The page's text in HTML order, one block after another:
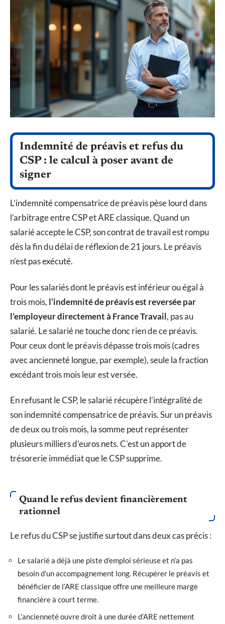
Indemnité de préavis et refus du
CSP : le calcul à poser avant de
signer
L’indemnité compensatrice de préavis pèse lourd dans
l’arbitrage entre CSP et ARE classique. Quand un
salarié accepte le CSP, son contrat de travail est rompu
dès la fin du délai de réflexion de 21 jours. Le préavis
n’est pas exécuté.
Pour les salariés dont le préavis est inférieur ou égal à
trois mois, l’indemnité de préavis est reversée par
l’employeur directement à France Travail, pas au
salarié. Le salarié ne touche donc rien de ce préavis.
Pour ceux dont le préavis dépasse trois mois (cadres
avec ancienneté longue, par exemple), seule la fraction
excédant trois mois leur est versée.
En refusant le CSP, le salarié récupère l’intégralité de
son indemnité compensatrice de préavis. Sur un préavis
de deux ou trois mois, la somme peut représenter
plusieurs milliers d’euros nets. C’est un apport de
trésorerie immédiat que le CSP supprime.
Quand le refus devient financièrement
rationnel
Le refus du CSP se justifie surtout dans deux cas précis :
Le salarié a déjà une piste d’emploi sérieuse et n’a pas
besoin d’un accompagnement long. Récupérer le préavis et
bénéficier de l’ARE classique offre une meilleure marge
financière à court terme.
L’ancienneté ouvre droit à une durée d’ARE nettement